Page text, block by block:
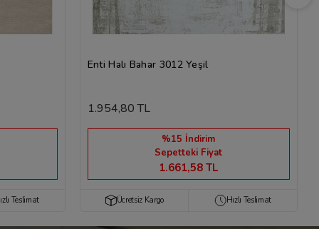
Teslimat
Enti Halı Bahar 3012 Yeşil
1.954,80 TL
%15 İndirim
Sepetteki Fiyat
1.661,58 TL
Ücretsiz Kargo Hızlı Teslimat